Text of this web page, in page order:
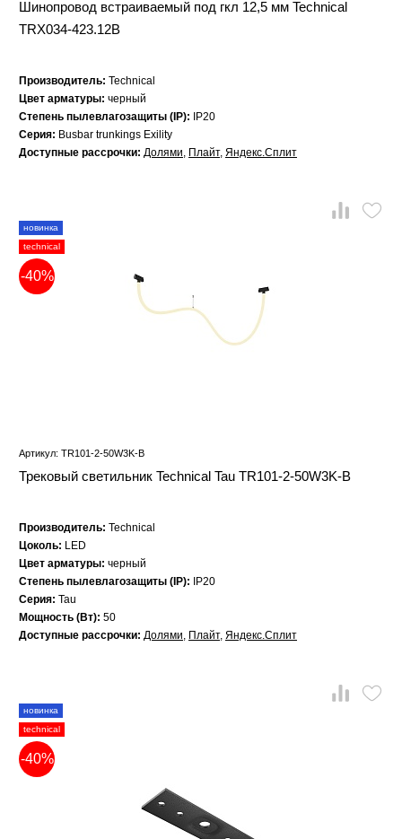
Шинопровод встраиваемый под гкл 12,5 мм Technical
TRX034-423.12B
Производитель: Technical
Цвет арматуры: черный
Степень пылевлагозащиты (IP):
IP20
Серия: Busbar trunkings Exility
Доступные рассрочки: Долями, Плайт, Яндекс.Сплит
новинка
technical
-40%
Артикул: TR101-2-50W3K-B
Трековый светильник Technical Tau TR101-2-50W3K-B
Производитель: Technical
Цоколь: LED
Цвет арматуры: черный
Степень пылевлагозащиты (IP):
IP20
Серия: Tau
Мощность (Вт): 50
Доступные рассрочки: Долями, Плайт, Яндекс.Сплит
новинка
technical
-40%